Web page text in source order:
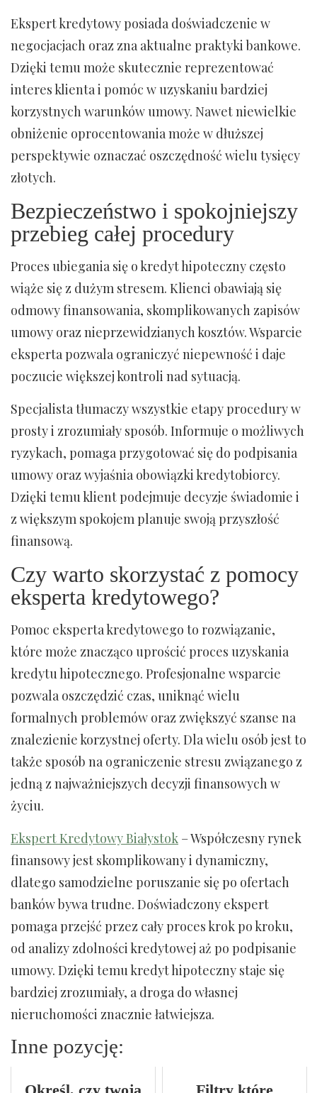
Ekspert kredytowy posiada doświadczenie w
negocjacjach oraz zna aktualne praktyki bankowe.
Dzięki temu może skutecznie reprezentować
interes klienta i pomóc w uzyskaniu bardziej
korzystnych warunków umowy. Nawet niewielkie
obniżenie oprocentowania może w dłuższej
perspektywie oznaczać oszczędność wielu tysięcy
złotych.
Bezpieczeństwo i spokojniejszy
przebieg całej procedury
Proces ubiegania się o kredyt hipoteczny często
wiąże się z dużym stresem. Klienci obawiają się
odmowy finansowania, skomplikowanych zapisów
umowy oraz nieprzewidzianych kosztów. Wsparcie
eksperta pozwala ograniczyć niepewność i daje
poczucie większej kontroli nad sytuacją.
Specjalista tłumaczy wszystkie etapy procedury w
prosty i zrozumiały sposób. Informuje o możliwych
ryzykach, pomaga przygotować się do podpisania
umowy oraz wyjaśnia obowiązki kredytobiorcy.
Dzięki temu klient podejmuje decyzje świadomie i
z większym spokojem planuje swoją przyszłość
finansową.
Czy warto skorzystać z pomocy
eksperta kredytowego?
Pomoc eksperta kredytowego to rozwiązanie,
które może znacząco uprościć proces uzyskania
kredytu hipotecznego. Profesjonalne wsparcie
pozwala oszczędzić czas, uniknąć wielu
formalnych problemów oraz zwiększyć szanse na
znalezienie korzystnej oferty. Dla wielu osób jest to
także sposób na ograniczenie stresu związanego z
jedną z najważniejszych decyzji finansowych w
życiu.
Ekspert Kredytowy Białystok – Współczesny rynek
finansowy jest skomplikowany i dynamiczny,
dlatego samodzielne poruszanie się po ofertach
banków bywa trudne. Doświadczony ekspert
pomaga przejść przez cały proces krok po kroku,
od analizy zdolności kredytowej aż po podpisanie
umowy. Dzięki temu kredyt hipoteczny staje się
bardziej zrozumiały, a droga do własnej
nieruchomości znacznie łatwiejsza.
Inne pozycję: